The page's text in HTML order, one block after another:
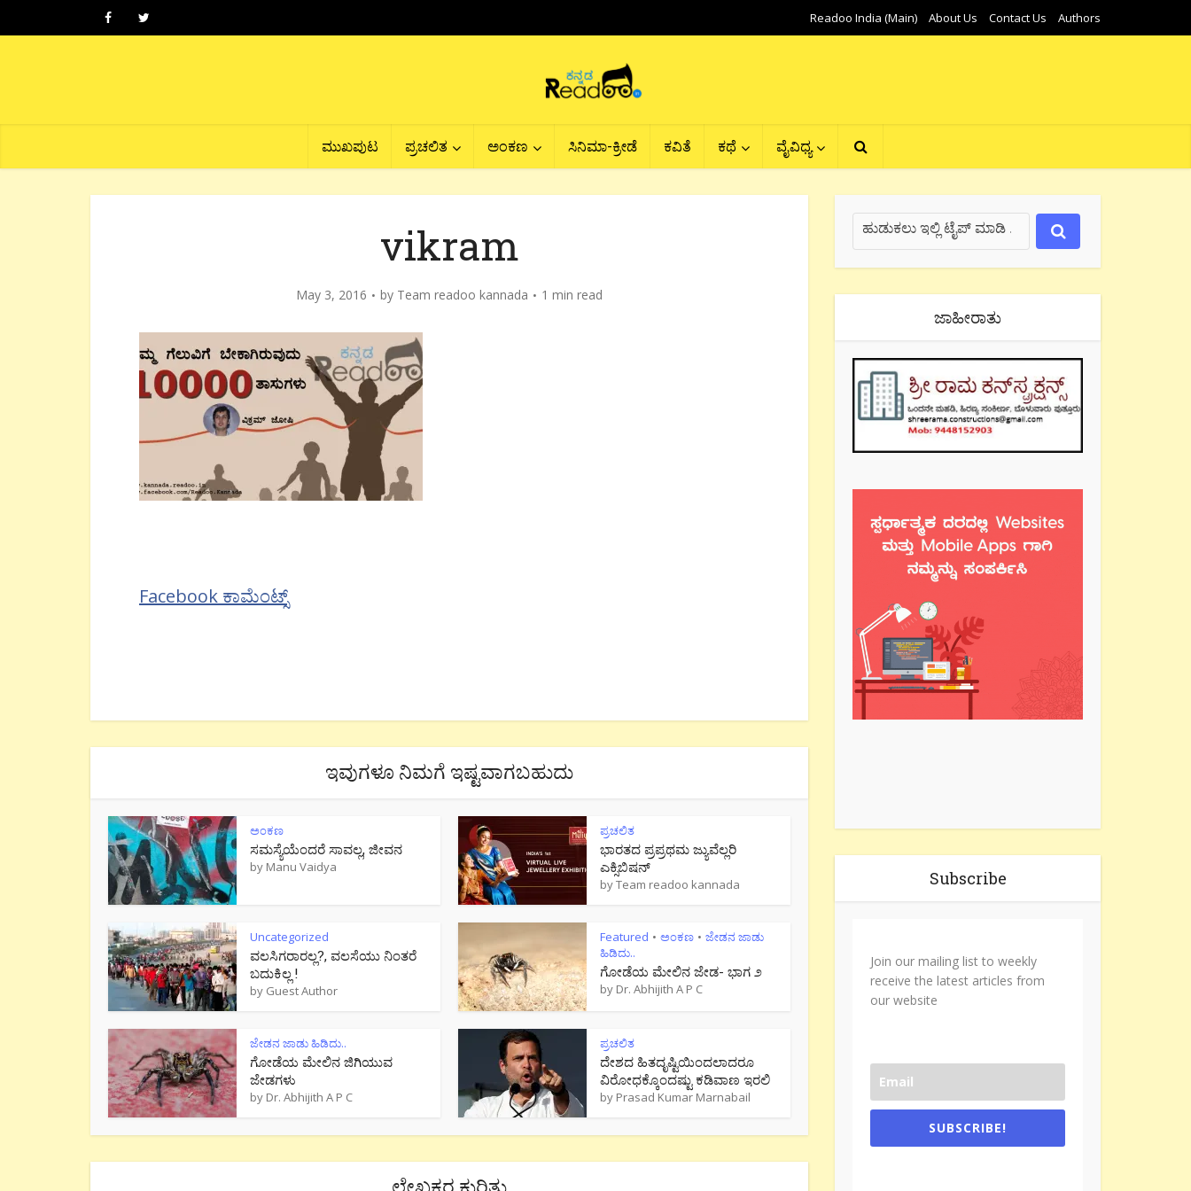
Readoo India (Main) About Us Contact Us Authors
ಮುಖಪುಟ ಪ್ರಚಲಿತ ಅಂಕಣ ಸಿನಿಮಾ-ಕ್ರೀಡೆ ಕವಿತೆ ಕಥೆ ವೈವಿಧ್ಯ
vikram
May 3, 2016 by Team readoo kannada 1 min read
Facebook ಕಾಮೆಂಟ್ಸ್
ಇವುಗಳೂ ನಿಮಗೆ ಇಷ್ಟವಾಗಬಹುದು
ಅಂಕಣ
ಸಮಸ್ಯೆಯೆಂದರೆ ಸಾವಲ್ಲ, ಜೀವನ
by Manu Vaidya
ಪ್ರಚಲಿತ
ಭಾರತದ ಪ್ರಪ್ರಥಮ ಜ್ಯುವೆಲ್ಲರಿ
ಎಕ್ಸಿಬಿಷನ್
byTeam readoo kannada
Uncategorized
ವಲಸಿಗರಾರಲ್ಲ?, ವಲಸೆಯು ನಿಂತರೆ
ಬದುಕಿಲ್ಲ !
by Guest Author
Featured • ಅಂಕಣ • ಜೇಡನ ಜಾಡು
ಹಿಡಿದು..
ಗೋಡೆಯ ಮೇಲಿನ ಜೇಡ- ಭಾಗ ೨
by Dr. Abhijith A P C
ಜೇಡನ ಜಾಡು ಹಿಡಿದು..
ಗೋಡೆಯ ಮೇಲಿನ ಜಿಗಿಯುವ
ಜೇಡಗಳು
by Dr. Abhijith A P C
ಪ್ರಚಲಿತ
ದೇಶದ ಹಿತದೃಷ್ಟಿಯಿಂದಲಾದರೂ
ವಿರೋಧಕ್ಕೊಂದಷ್ಟು ಕಡಿವಾಣ ಇರಲಿ
by Prasad Kumar Marnabail
ಜಾಹೀರಾತು
Subscribe
Join our mailing list to weekly
receive the latest articles from
our website
SUBSCRIBE!